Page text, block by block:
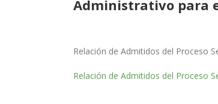
Administrativo para
Relación de Admitidos del Proceso
Relación de Admitidos del Proceso